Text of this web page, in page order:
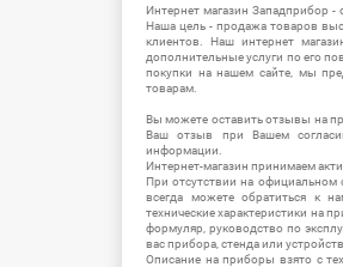
Интернет магазин Западприбор
Наша цель - продажа товаров
клиентов. Наш интернет
дополнительные услуги по его
покупки на нашем сайте, мы
товарам.
Вы можете оставить отзывы на
Ваш отзыв при Вашем
информации.
Интернет-магазин принимаем
При отсутствии на
всегда можете обратиться к
технические характеристики на
формуляр, руководство по
вас прибора, стенда или
Описание на приборы взято с